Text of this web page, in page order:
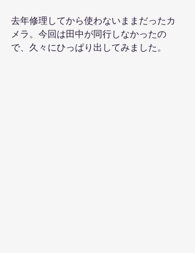
去年修理してから使わないままだったカ
メラ。今回は田中が同行しなかったの
で、久々にひっぱり出してみました。